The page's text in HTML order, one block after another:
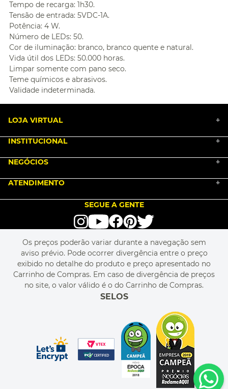
Tempo de recarga: 1h30.
Tensão de entrada: 5VDC-1A.
Potência: 4 W.
Número de LEDs: 50.
Cor de iluminação: branco, branco quente e natural.
Vida útil dos LEDs: 50.000 horas.
Limpar somente com pano seco.
Teme químicos e abrasivos.
Validade indeterminada.
LOJA VIRTUAL +
TERMOS DE USO
POLÍTICA DE PRIVACIDADE
PERGUNTAS FREQUENTES
MEU CADASTRO
MEU PEDIDO
CUPONS DE DESCONTO
INSTITUCIONAL +
BLOG
RASTREIE O SEU PEDIDO
MAPA DO SITE
NEGÓCIOS +
LOVE BRANDS
SEJA REVENDEDOR
LIVELO
ATENDIMENTO +
alô alô IMG
SEGUE A GENTE
Os preços poderão variar durante a navegação sem
aviso prévio. Pode ocorrer divergência entre o preço
exibido no detalhe do produto e preço apresentado no
Carrinho de Compras. Em caso de divergência de preços
no site, o valor válido é o do Carrinho de Compras.
SELOS